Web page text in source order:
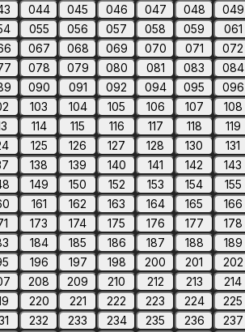
044 045 046 047 048 049
055 056 057 058 059 061
067 068 069 070 071 072
078 079 080 081 083 084
090 091 092 094 095 096
103 104 105 106 107 108
114 115 116 117 118 119
125 126 127 128 130 131
138 139 140 141 142 143
149 150 152 153 154 155
161 162 163 164 165 166
173 174 175 176 177 178
184 185 186 187 188 189
196 197 198 200 201 202
208 209 210 212 213 214
220 221 222 223 224 225
232 233 234 235 236 237